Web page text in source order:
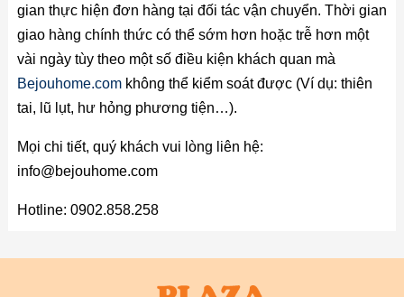
gian thực hiện đơn hàng tại đối tác vận chuyển. Thời gian
giao hàng chính thức có thể sớm hơn hoặc trễ hơn một
vài ngày tùy theo một số điều kiện khách quan mà
Bejouhome.comkhông thể kiểm soát được (Ví dụ: thiên
tai, lũ lụt, hư hỏng phương tiện…).
Mọi chi tiết, quý khách vui lòng liên hệ:
info@bejouhome.com
Hotline: 0902.858.258